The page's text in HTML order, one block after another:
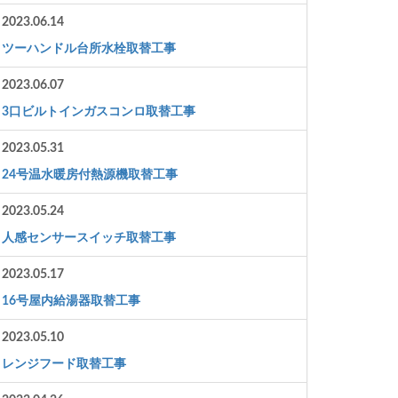
2023.06.14
ツーハンドル台所水栓取替工事
2023.06.07
3口ビルトインガスコンロ取替工事
2023.05.31
24号温水暖房付熱源機取替工事
2023.05.24
人感センサースイッチ取替工事
2023.05.17
16号屋内給湯器取替工事
2023.05.10
レンジフード取替工事